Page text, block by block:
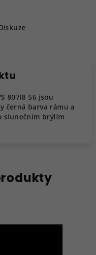
807I8 56 jsou
černá barva rámu a
slunečním brýlím